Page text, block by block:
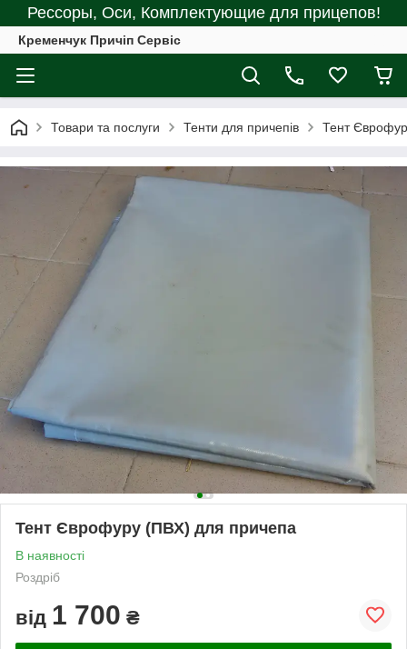
Рессоры, Оси, Комплектующие для прицепов!
Кременчук Причіп Сервіс
Товари та послуги Тенти для причепів Тент
Тент Єврофуру (ПВХ) для причепа
В наявності
Роздріб
від 1 700 ₴